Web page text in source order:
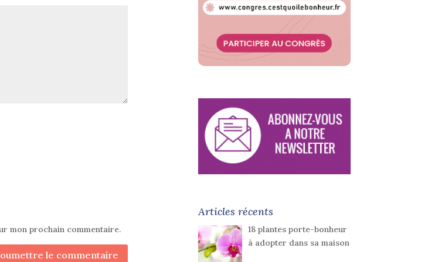
mon prochain commentaire.
le commentaire
Articles récents
18 plantes porte-bonheur
à adopter dans sa maison